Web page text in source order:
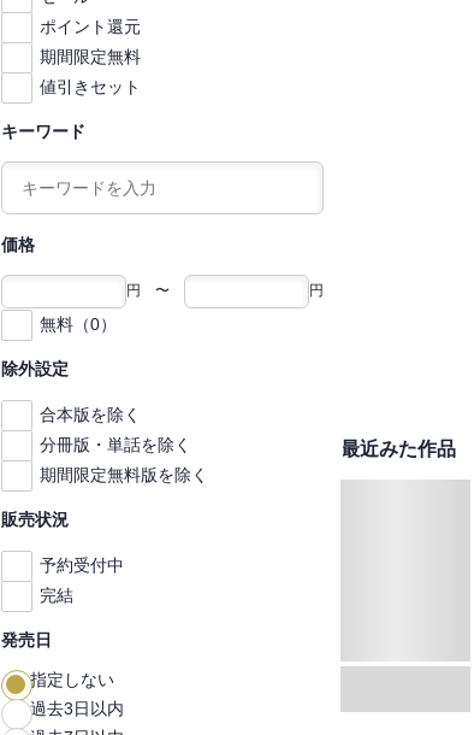
ポイント還元
期間限定無料
値引きセット
キーワード
価格
円 〜 円
無料（0）
除外設定
合本版を除く
分冊版・単話を除く
期間限定無料版を除く
販売状況
予約受付中
完結
発売日
指定しない
過去3日以内
最近みた作品